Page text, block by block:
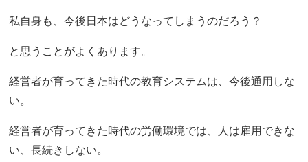
私自身も、今後日本はどうなってしまうのだろう？
と思うことがよくあります。
経営者が育ってきた時代の教育システムは、今後通用しな
い。
経営者が育ってきた時代の労働環境では、人は雇用できな
い、長続きしない。